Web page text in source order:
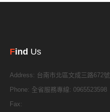
Find Us
Address: 台南市北區文成三路672號
Phone: 全省服務專線: 0965523598
Fax: